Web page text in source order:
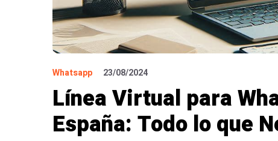
Whatsapp 23/08/2024
Línea Virtual para
España: Todo lo que